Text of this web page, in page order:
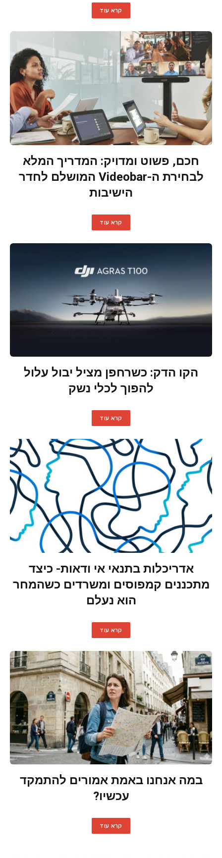
קרא עוד
חכם, פשוט ומדויק: המדריך המלא
לבחירת ה-Videobar המושלם לחדר
הישיבות
קרא עוד
הקו הדק: כשרחפן מציל יבול עלול
להפוך לכלי נשק
קרא עוד
אדריכלות בתנאי אי ודאות- כיצד
מתכננים קמפוסים ומשרדים כשהמחר
הוא נעלם
קרא עוד
במה אנחנו באמת אמורים להתמקד
עכשיו?
קרא עוד